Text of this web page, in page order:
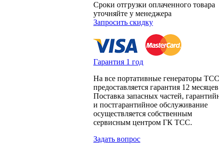
Сроки отгрузки оплаченного товара
уточняйте у менеджера
Запросить скидку
Гарантия 1 год
На все портативные генераторы ТСС
предоставляется гарантия 12
Поставка запасных частей,
и постгарантийное обслуживание
осуществляется собственным
сервисным центром ГК ТСС.
Задать вопрос